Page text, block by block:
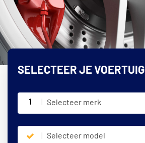
SELECTEER JE VOERTUIG
1 Selecteer merk
Selecteer model